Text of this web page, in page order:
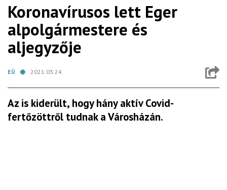
Koronavírusos lett Eger
alpolgármestere és
aljegyzője
EÜ 2021.03.24.
Az is kiderült, hogy hány aktív Covid-
fertőzöttről tudnak a Városházán.